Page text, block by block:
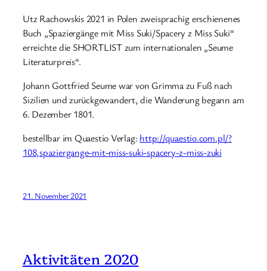
Utz Rachowskis 2021 in Polen zweisprachig erschienenes
Buch „Spaziergänge mit Miss Suki/Spacery z Miss Suki“
erreichte die SHORTLIST zum internationalen „Seume
Literaturpreis“.
Johann Gottfried Seume war von Grimma zu Fuß nach
Sizilien und zurückgewandert, die Wanderung begann am
6. Dezember 1801.
bestellbar im Quaestio Verlag: http://quaestio.com.pl/?
108,spaziergange-mit-miss-suki-spacery-z-miss-zuki
21. November 2021
Aktivitäten 2020